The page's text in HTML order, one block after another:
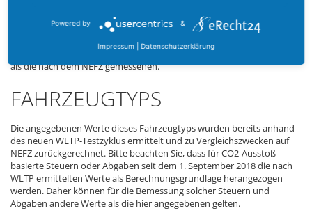
typgenehmigt. Seit dem 1. September 2018 ersetzt das WLTP den
neuen europäischen Fahrzyklus (NEFZ). Wegen der realistischeren
Prüfbedingungen sind die nach dem WLTP gemessenen
Kraftstoffverbrauchs- und CO2-Emissionswerte in vielen Fällen höher
als die nach dem NEFZ gemessenen.
FAHRZEUGTYPS
Die angegebenen Werte dieses Fahrzeugtyps wurden bereits anhand
des neuen WLTP-Testzyklus ermittelt und zu Vergleichszwecken auf
NEFZ zurückgerechnet. Bitte beachten Sie, dass für CO2-Ausstoß
basierte Steuern oder Abgaben seit dem 1. September 2018 die nach
WLTP ermittelten Werte als Berechnungsgrundlage herangezogen
werden. Daher können für die Bemessung solcher Steuern und
Abgaben andere Werte als die hier angegebenen gelten.
Powered by &
Impressum Datenschutzerklärung